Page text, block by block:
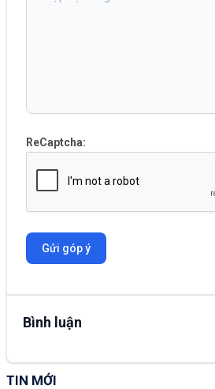
ReCaptcha:
Gửi góp ý
Bình luận
TIN MỚI